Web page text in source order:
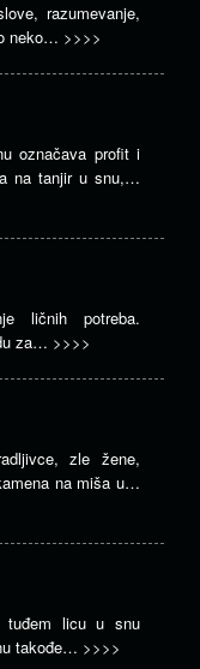
razumevanje,
neko… >>>>
označava profit i
na tanjir u snu,…
ličnih potreba.
za… >>>>
zle žene,
na miša u…
tuđem licu u snu
takođe… >>>>